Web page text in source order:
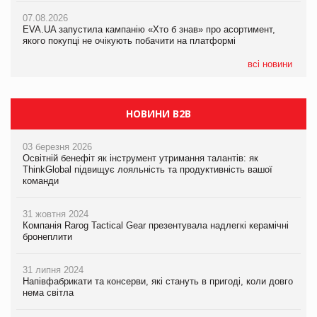
07.08.2026
EVA.UA запустила кампанію «Хто б знав» про асортимент,
якого покупці не очікують побачити на платформі
всі новини
07.08.2026
EVA.UA запустила кампанію «Хто б знав» про асортимент,
якого покупці не очікують побачити на платформі
НОВИНИ B2B
03 березня 2026
Освітній бенефіт як інструмент утримання талантів: як
ThinkGlobal підвищує лояльність та продуктивність вашої
команди
31 жовтня 2024
Компанія Rarog Tactical Gear презентувала надлегкі керамічні
бронеплити
31 липня 2024
Напівфабрикати та консерви, які стануть в пригоді, коли довго
нема світла